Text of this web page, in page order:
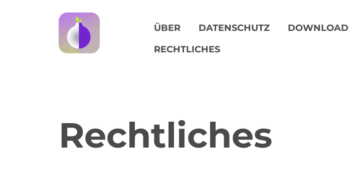
ÜBER DATENSCHUTZ DOWNLOAD
RECHTLICHES
Rechtliches